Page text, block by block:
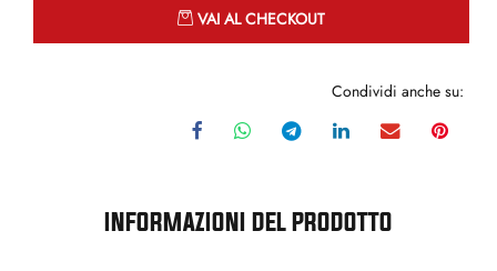
VAI AL CHECKOUT
Condividi anche su:
INFORMAZIONI DEL PRODOTTO